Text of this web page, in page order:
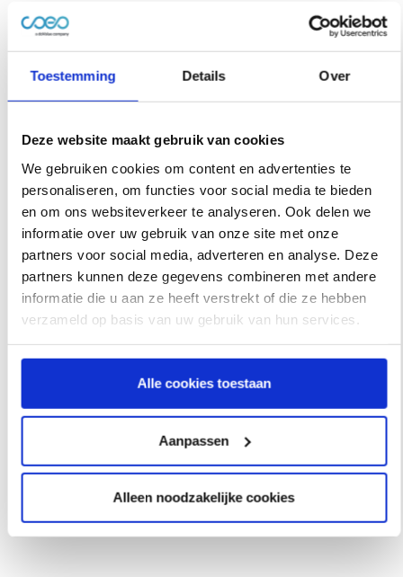
Toestemming Details Over
Deze website maakt gebruik van cookies
We gebruiken cookies om content en advertenties te
personaliseren, om functies voor social media te bieden
en om ons websiteverkeer te analyseren. Ook delen we
informatie over uw gebruik van onze site met onze
partners voor social media, adverteren en analyse. Deze
partners kunnen deze gegevens combineren met andere
informatie die u aan ze heeft verstrekt of die ze hebben
verzameld op basis van uw gebruik van hun services.
Alle cookies toestaan
Aanpassen
Alleen noodzakelijke cookies
also reflected on the newly designed website and in the
fresh design with which coeo appears. This will soon be
followed by a completely newly developed service portal,
which will set clear standards for the industry in terms of
Dynamic, technology-driven, with a focus on people:
coeo stands for digital and customer-friendly receivables
management! » summarise the two CEOs of the group,
Sebastian Ludwig and Elias Reitter. «
From now on, we will
demonstrate this even more strongly and make our mark
on the debt collection market with our ‘coeo spirit’ and the
concentrated energy of an internationally active group of
opportunities and challenges in equal measure.«
Together with them, more than 400 employees from three
countries are now looking forward to an exciting year 2021
under the sign of the coeo Group.